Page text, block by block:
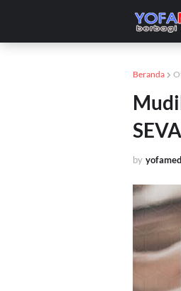
Beranda
SEVA
by